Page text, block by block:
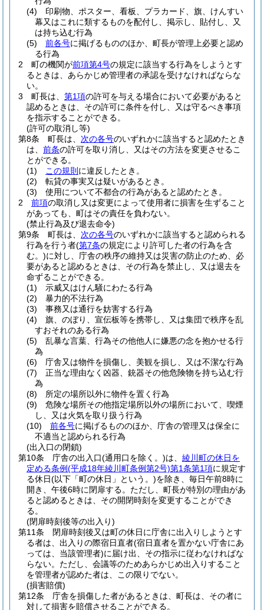
(4)
印刷物、ポスター、看板、プラカード、旗、けんすい
幕又はこれに類するものを配付し、掲示し、貼付し、又
は持ち込む行為
(5)
前各号に掲げるもののほか、町長が管理上必要と認め
る行為
2
町の機関が前項第4号の規定に該当する行為をしようとす
るときは、あらかじめ管理者の承認を受けなければならな
い。
3
町長は、 第1項の許可を与える場合において必要があると
認めるときは、その許可に条件を付し、又は守るべき事項
を指示することができる。
(許可の取消し等)
第8条
町長は、 次の各号のいずれかに該当すると認めたとき
は、 前条の許可を取り消し、又はその方法を変更させるこ
とができる。
(1)
この規則 に違反したとき。
(2)
転貸の事実又は疑いがあるとき。
(3)
使用について不都合の行為があると認めたとき。
2
前項の取消し又は変更によって使用者に損害を生ずること
があっても、町はその責任を負わない。
(禁止行為及び退去命令)
第9条
町長は、 次の各号のいずれかに該当すると認められる
行為を行う者(第7条の規定により許可した者の行為を含
む。)に対し、庁舎の秩序の維持又は災害の防止のため、必
要があると認めるときは、その行為を禁止し、又は退去を
命ずることができる。
(1)
示威又はけん騒にわたる行為
(2)
暴力的不法行為
(3)
事務又は通行を妨害する行為
(4)
旗、のぼり、宣伝板等を携帯し、又は集団で秩序を乱
すおそれのある行為
(5)
乱暴な言葉、行為その他他人に嫌悪の念を抱かせる行
為
(6)
庁舎又は物件を損傷し、美観を損し、又は不潔な行為
(7)
正当な理由なく凶器、銃器その他危険物を持ち込む行
為
(8)
所定の場所以外に物件を置く行為
(9)
危険な場所その他指定場所以外の場所において、喫煙
し、又は火気を取り扱う行為
(10)
前各号に掲げるもののほか、庁舎の管理又は保全に
不適当と認められる行為
(出入口の閉鎖)
第10条
庁舎の出入口(通用口を除く。)は、 綾川町の休日を
定める条例(平成18年綾川町条例第2号)第1条第1項に規定す
る休日(以下「町の休日」という。)を除き、毎日午前8時に
開き、午後6時に閉扉する。 ただし、町長が特別の理由があ
ると認めるときは、その開閉時刻を変更することができ
る。
(閉扉時刻後等の出入り)
第11条
閉扉時刻後又は町の休日に庁舎に出入りしようとす
る者は、出入りの際宿日直者(宿日直者を置かない庁舎にあ
っては、当該管理者)に届け出、その指示に従わなければな
らない。 ただし、会議等のためあらかじめ出入りすること
を管理者が認めた者は、この限りでない。
(損害賠償)
第12条
庁舎を損傷した者があるときは、町長は、その者に
対して損害を賠償させることができる。